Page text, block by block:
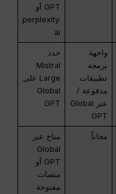
GPT أو
perplexity.
ai
واجهة
برمجة
تطبيقات
مدفوعة /
عبر Global
GPT
حدد
Mistral
Large على
Global
GPT
مجاناً
متاح عبر
Global
GPT أو
منصات
مفتوحة